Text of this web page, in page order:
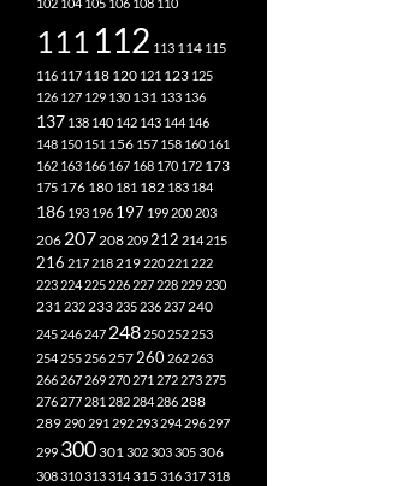
111 112 113 114 115
116 117 118 120 121 123 125
126 127 129 130 131 133 136
137 138 140 142 143 144 146
148 150 151 156 157 158 160 161
162 163 166 167 168 170 172 173
175 176 180 181 182 183 184
186 193 196 197 199 200 203
206 207 208 209 212 214 215
216 217 218219 220 221 222
223 224 225 226 227 228 229 230
231 232 233 235 236 237240
245 246 247248 250 252 253
254 255 256257 260 262 263
266 267 269 270 271 272 273 275
276 277 281 282 284 286 288
289 290 291 292 293 294 296 297
299 300301302303305306
308310313314315 316317318